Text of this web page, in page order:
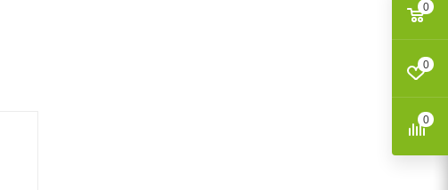
0
0
0